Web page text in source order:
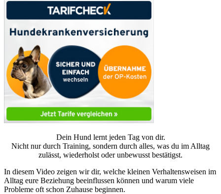
Dein Hund lernt jeden Tag von dir.
Nicht nur durch Training, sondern durch alles, was du im Alltag
zulässt, wiederholst oder unbewusst bestätigst.
In diesem Video zeigen wir dir, welche kleinen Verhaltensweisen im
Alltag eure Beziehung beeinflussen können und warum viele
Probleme oft schon Zuhause beginnen.